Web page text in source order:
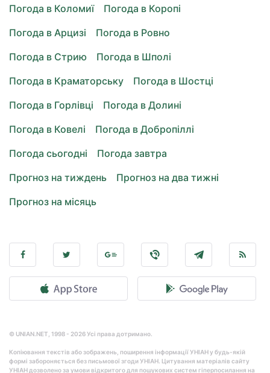
Погода в Коломиї
Погода в Коропі
Погода в Арцизі
Погода в Ровно
Погода в Стрию
Погода в Шполі
Погода в Краматорську
Погода в Шостці
Погода в Горлівці
Погода в Долині
Погода в Ковелі
Погода в Добропіллі
Погода сьогодні
Погода завтра
Прогноз на тиждень
Прогноз на два тижні
Прогноз на місяць
© UNIAN.NET, 1998 - 2026 Усі права дотримано.
Копіювання текстів або зображень, поширення інформації УНІАН у будь-якій
формі забороняється без письмової згоди УНІАН. Цитування матеріалів сайту
УНІАН дозволено за умови відкритого для пошукових систем гіперпосилання на